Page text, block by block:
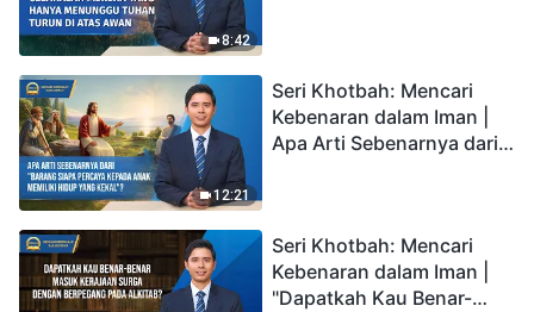
8:42
12:21
Seri Khotbah: Mencari
Kebenaran dalam Iman |
Apa Arti Sebenarnya dari
Seri Khotbah: Mencari
Kebenaran dalam Iman |
"Dapatkah Kau Benar-